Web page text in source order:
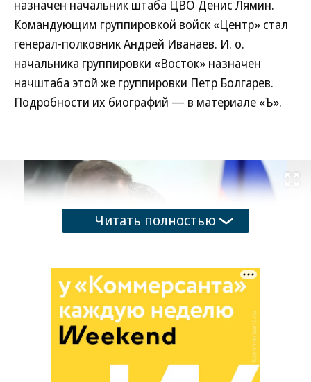
назначен начальник штаба ЦВО Денис Лямин.
Командующим группировкой войск «Центр» стал
генерал-полковник Андрей Иванаев. И. о.
начальника группировки «Восток» назначен
начштаба этой же группировки Петр Болгарев.
Подробности их биографий — в материале «Ъ».
Денис Лямин (слева) и Валерий Солодчук (в центре)
Читать полностью